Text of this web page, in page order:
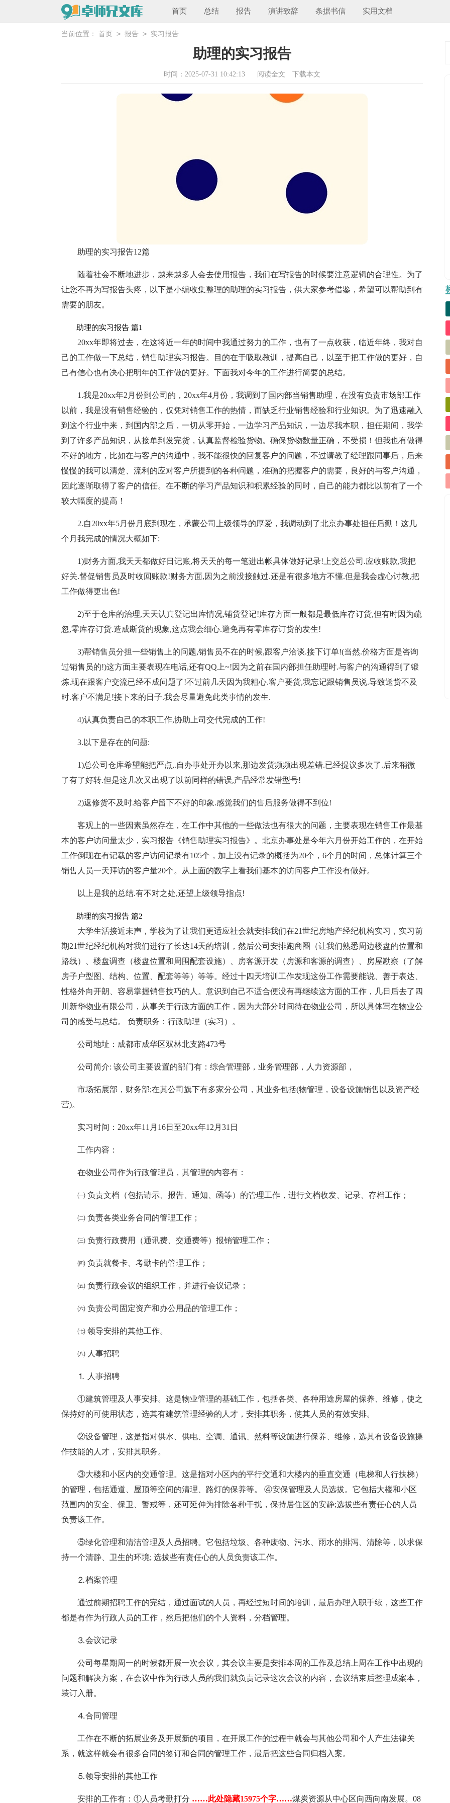
首页 总结 报告 演讲致辞 条据书信 实用文档
当前位置： 首页 > 报告 > 实习报告
助理的实习报告
时间：2025-07-31 10:42:13 阅读全文 下载本文
助理的实习报告12篇
随着社会不断地进步，越来越多人会去使用报告，我们在写报告的时候要注意逻辑的合理性。为了
让您不再为写报告头疼，以下是小编收集整理的助理的实习报告，供大家参考借鉴，希望可以帮助到有
需要的朋友。
助理的实习报告 篇1
20xx年即将过去，在这将近一年的时间中我通过努力的工作，也有了一点收获，临近年终，我对自
己的工作做一下总结，销售助理实习报告。目的在于吸取教训，提高自己，以至于把工作做的更好，自
己有信心也有决心把明年的工作做的更好。下面我对今年的工作进行简要的总结。
1.我是20xx年2月份到公司的，20xx年4月份，我调到了国内部当销售助理，在没有负责市场部工作
以前，我是没有销售经验的，仅凭对销售工作的热情，而缺乏行业销售经验和行业知识。为了迅速融入
到这个行业中来，到国内部之后，一切从零开始，一边学习产品知识，一边尽我本职，担任期间，我学
到了许多产品知识，从接单到发完货，认真监督检验货物。确保货物数量正确，不受损！但我也有做得
不好的地方，比如在与客户的沟通中，我不能很快的回复客户的问题，不过请教了经理跟同事后，后来
慢慢的我可以清楚、流利的应对客户所提到的各种问题，准确的把握客户的需要，良好的与客户沟通，
因此逐渐取得了客户的信任。在不断的学习产品知识和积累经验的同时，自己的能力都比以前有了一个
较大幅度的提高！
2.自20xx年5月份月底到现在，承蒙公司上级领导的厚爱，我调动到了北京办事处担任后勤！这几
个月我完成的情况大概如下:
1)财务方面,我天天都做好日记账,将天天的每一笔进出帐具体做好记录!上交总公司.应收账款,我把
好关.督促销售员及时收回账款!财务方面,因为之前没接触过.还是有很多地方不懂.但是我会虚心讨教,把
工作做得更出色!
2)至于仓库的治理,天天认真登记出库情况,铺货登记!库存方面一般都是最低库存订货,但有时因为疏
忽,零库存订货.造成断货的现象,这点我会细心.避免再有零库存订货的发生!
3)帮销售员分担一些销售上的问题,销售员不在的时候,跟客户洽谈.接下订单!(当然.价格方面是咨询
过销售员的!)这方面主要表现在电话,还有QQ上~!因为之前在国内部担任助理时.与客户的沟通得到了锻
炼.现在跟客户交流已经不成问题了!不过前几天因为我粗心.客户要货,我忘记跟销售员说.导致送货不及
时.客户不满足!接下来的日子.我会尽量避免此类事情的发生.
4)认真负责自己的本职工作,协助上司交代完成的工作!
3.以下是存在的问题:
1)总公司仓库希望能把严点,.自办事处开办以来,那边发货频频出现差错.已经提议多次了.后来稍微
了有了好转.但是这几次又出现了以前同样的错误,产品经常发错型号!
2)返修货不及时.给客户留下不好的印象.感觉我们的售后服务做得不到位!
客观上的一些因素虽然存在，在工作中其他的一些做法也有很大的问题，主要表现在销售工作最基
本的客户访问量太少，实习报告《销售助理实习报告》。北京办事处是今年六月份开始工作的，在开始
工作倒现在有记载的客户访问记录有105个，加上没有记录的概括为20个，6个月的时间，总体计算三个
销售人员一天拜访的客户量20个。从上面的数字上看我们基本的访问客户工作没有做好。
以上是我的总结.有不对之处,还望上级领导指点!
助理的实习报告 篇2
大学生活接近未声，学校为了让我们更适应社会就安排我们在21世纪房地产经纪机构实习，实习前
期21世纪经纪机构对我们进行了长达14天的培训，然后公司安排跑商圈（让我们熟悉周边楼盘的位置和
路线）、楼盘调查（楼盘位置和周围配套设施）、房客源开发（房源和客源的调查）、房屋勘察（了解
房子户型图、结构、位置、配套等等）等等。经过十四天培训工作发现这份工作需要能说、善于表达、
性格外向开朗、容易掌握销售技巧的人。意识到自己不适合便没有再继续这方面的工作，几日后去了四
川新华物业有限公司，从事关于行政方面的工作，因为大部分时间待在物业公司，所以具体写在物业公
司的感受与总结。 负责职务：行政助理（实习）。
公司地址：成都市成华区双林北支路473号
公司简介: 该公司主要设置的部门有：综合管理部，业务管理部，人力资源部，
市场拓展部，财务部;在其公司旗下有多家分公司，其业务包括(物管理，设备设施销售以及资产经
营)。
实习时间：20xx年11月16日至20xx年12月31日
工作内容：
在物业公司作为行政管理员，其管理的内容有：
㈠ 负责文档（包括请示、报告、通知、函等）的管理工作，进行文档收发、记录、存档工作；
㈡ 负责各类业务合同的管理工作；
㈢ 负责行政费用（通讯费、交通费等）报销管理工作；
㈣ 负责就餐卡、考勤卡的管理工作；
㈤ 负责行政会议的组织工作，并进行会议记录；
㈥ 负责公司固定资产和办公用品的管理工作；
㈦ 领导安排的其他工作。
㈧ 人事招聘
⒈ 人事招聘
①建筑管理及人事安排。这是物业管理的基础工作，包括各类、各种用途房屋的保养、维修，使之
保持好的可使用状态，选其有建筑管理经验的人才，安排其职务，使其人员的有效安排。
②设备管理，这是指对供水、供电、空调、通讯、然料等设施进行保养、维修，选其有设备设施操
作技能的人才，安排其职务。
③大楼和小区内的交通管理。这是指对小区内的平行交通和大楼内的垂直交通（电梯和人行扶梯）
的管理，包括通道、屋顶等空间的清理、路灯的保养等。 ④安保管理及人员选拔。它包括大楼和小区
范围内的安全、保卫、警戒等，还可延伸为排除各种干扰，保持居住区的安静;选拔些有责任心的人员
负责该工作。
⑤绿化管理和清洁管理及人员招聘。它包括垃圾、各种废物、污水、雨水的排泻、清除等，以求保
持一个清静、卫生的环境; 选拔些有责任心的人员负责该工作。
⒉档案管理
通过前期招聘工作的完结，通过面试的人员，再经过短时间的培训，最后办理入职手续，这些工作
都是有作为行政人员的工作，然后把他们的个人资料，分档管理。
⒊会议记录
公司每星期周一的时候都开展一次会议，其会议主要是安排本周的工作及总结上周在工作中出现的
问题和解决方案，在会议中作为行政人员的我们就负责记录这次会议的内容，会议结束后整理成案本，
装订入册。
⒋合同管理
工作在不断的拓展业务及开展新的项目，在开展工作的过程中就会与其他公司和个人产生法律关
系，就这样就会有很多合同的签订和合同的管理工作，最后把这些合同归档入案。
⒌领导安排的其他工作
安排的工作有：①人员考勤打分 ……此处隐藏15975个字……煤炭资源从中心区向西向南发展。08